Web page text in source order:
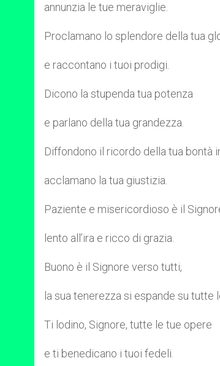
annunzia le tue meraviglie.
Proclamano lo splendore della tua
e raccontano i tuoi prodigi.
Dicono la stupenda tua potenza
e parlano della tua grandezza.
Diffondono il ricordo della tua bontà
acclamano la tua giustizia.
Paziente e misericordioso è il
lento all’ira e ricco di grazia.
Buono è il Signore verso tutti,
la sua tenerezza si espande su tutte
Ti lodino, Signore, tutte le tue opere
e ti benedicano i tuoi fedeli.